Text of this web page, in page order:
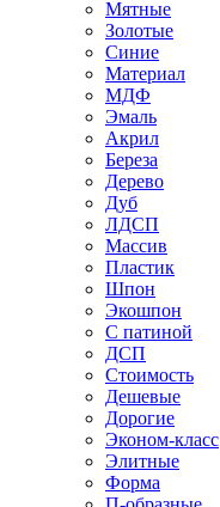
Мятные
Золотые
Синие
Материал
МДФ
Эмаль
Акрил
Береза
Дерево
Дуб
ЛДСП
Массив
Пластик
Шпон
Экошпон
С патиной
ДСП
Стоимость
Дешевые
Дорогие
Эконом-класс
Элитные
Форма